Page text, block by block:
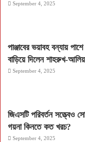
September 4, 2025
পাঞ্জাবের ভয়াবহ বন্যায়
বাড়িয়ে দিলেন শাহরুখ-
September 4, 2025
জিএসটি পরিবর্তন সত্ত্বেও
গয়না কিনতে কত খরচ?
September 4, 2025